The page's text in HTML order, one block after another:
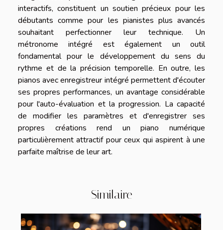
interactifs, constituent un soutien précieux pour les
débutants comme pour les pianistes plus avancés
souhaitant perfectionner leur technique. Un
métronome intégré est également un outil
fondamental pour le développement du sens du
rythme et de la précision temporelle. En outre, les
pianos avec enregistreur intégré permettent d'écouter
ses propres performances, un avantage considérable
pour l'auto-évaluation et la progression. La capacité
de modifier les paramètres et d'enregistrer ses
propres créations rend un piano numérique
particulièrement attractif pour ceux qui aspirent à une
parfaite maîtrise de leur art.
Similaire